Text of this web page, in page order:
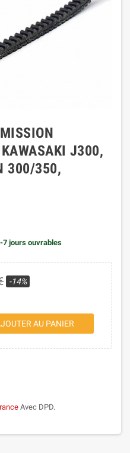
J300,
300/350,
7 jours ouvrables
-14%
AU PANIER
Avec DPD.